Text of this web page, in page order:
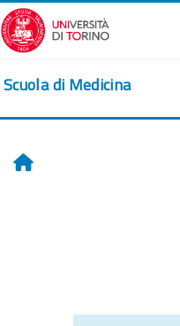
Skip to main content
Scuola di Medicina
Home